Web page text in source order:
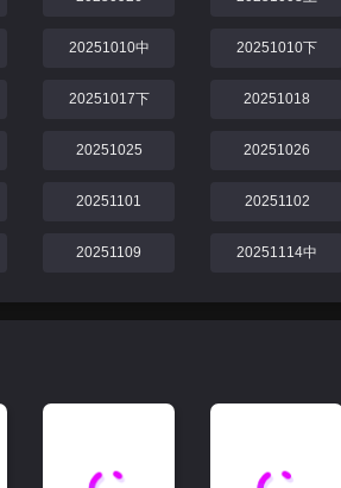
20251010中 20251010下
20251017下 20251018
20251025 20251026
20251101 20251102
20251109 20251114中